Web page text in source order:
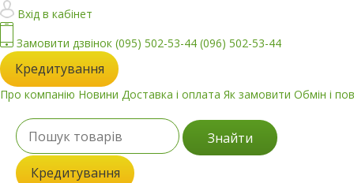
Вхід в кабінет
Замовити дзвінок (095) 502-53-44 (096) 502-53-44
Кредитування
Про компанію Новини Доставка і оплата Як замовити Обмін і
Знайти
Кредитування